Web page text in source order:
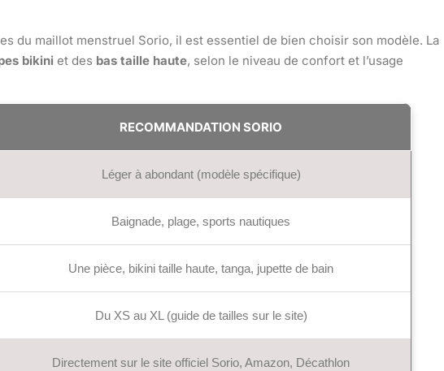
du maillot menstruel Sorio, il est essentiel de bien choisir son modèle. La
bikini et des bas taille haute, selon le niveau de confort et l’usage
RECOMMANDATION SORIO
Léger à abondant (modèle spécifique)
Baignade, plage, sports nautiques
Une pièce, bikini taille haute, tanga, jupette de bain
Du XS au XL (guide de tailles sur le site)
Directement sur le site officiel Sorio, Amazon, Décathlon